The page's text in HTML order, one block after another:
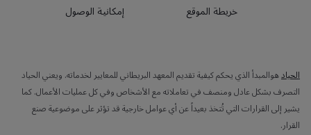
خريطة الموقع
إمكانية الوصول
الحيادهوالمبدأ الذي يحكم كيفية تقديم المعهد البريطاني للمعايير لخدماته. ويعني الحياد
التصرف بشكل عادل ومنصف في تعاملاته مع الأشخاص وفي كل عمليات الأعمال. كما
يشير إلى القرارات التي تُتخذ بعيداً عن أي عوامل خارجية قد تؤثر على موضوعية صنع
القرار.